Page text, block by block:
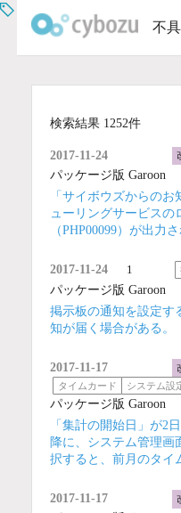
不
検索結果 1252件
2017-11-24
パッケージ版 Garoon
「サイボウズからの
ューリングサービスの
（PHP00099）が出力
2017-11-24 1
パッケージ版 Garoon
掲示板の通知を設定す
知が届く場合がある。
2017-11-17
タイムカード
システム設
パッケージ版 Garoon
「集計の開始日」が2
降に、システム管理画
択すると、前月のタイ
2017-11-17